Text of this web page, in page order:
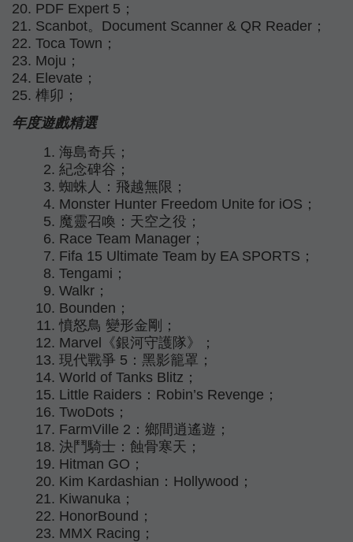
PDF Expert 5；
Scanbot。Document Scanner & QR Reader；
Toca Town；
Moju；
Elevate；
榫卯；
年度遊戲精選
海島奇兵；
紀念碑谷；
蜘蛛人：飛越無限；
Monster Hunter Freedom Unite for iOS；
魔靈召喚：天空之役；
Race Team Manager；
Fifa 15 Ultimate Team by EA SPORTS；
Tengami；
Walkr；
Bounden；
憤怒鳥 變形金剛；
Marvel《銀河守護隊》；
現代戰爭 5：黑影籠罩；
World of Tanks Blitz；
Little Raiders：Robin’s Revenge；
TwoDots；
FarmVille 2：鄉間逍遙遊；
決鬥騎士：蝕骨寒天；
Hitman GO；
Kim Kardashian：Hollywood；
Kiwanuka；
HonorBound；
MMX Racing；